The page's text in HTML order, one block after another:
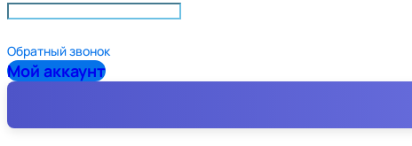
Обратный звонок
Мой аккаунт